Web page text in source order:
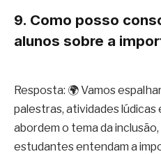
9. Como posso
alunos sobre a
Resposta: 🌍 Vamos
palestras, atividades
abordem o tema da
estudantes entendam a